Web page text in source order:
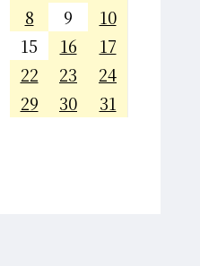
8 9
10
15 16
17
22 23
24
29 30
31